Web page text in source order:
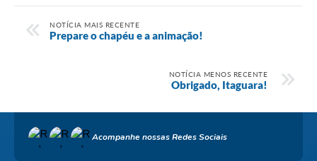
NOTÍCIA MAIS RECENTE
Prepare o chapéu e a animação!
NOTÍCIA MENOS RECENTE
Obrigado, Itaguara!
Acompanhe nossas Redes Sociais